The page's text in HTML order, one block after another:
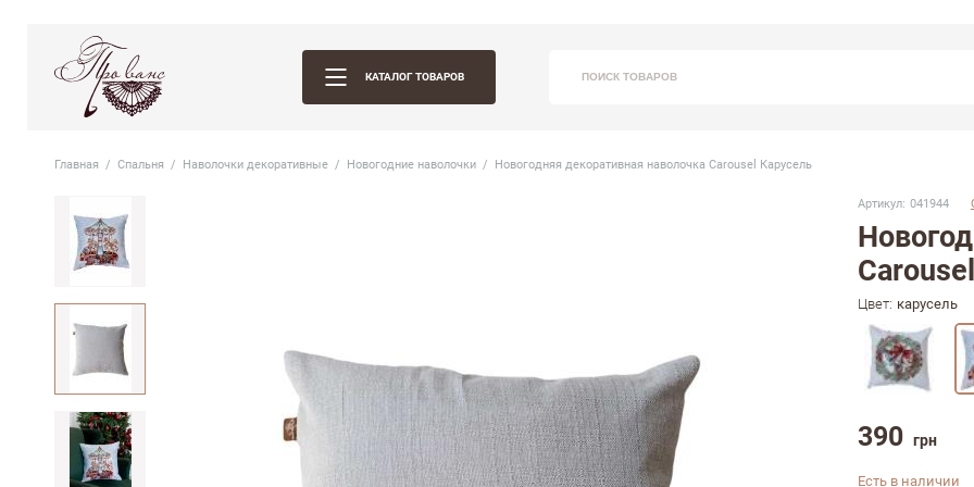
КАТАЛОГ ТОВАРОВ ПОИСК ТОВАРОВ
Главная Спальня Наволочки декоративные Новогодние наволочки Новогодняя декоративная наволочка Carousel Карусель
Артикул: 041944
Цвет: карусель
390 грн
Есть в наличии